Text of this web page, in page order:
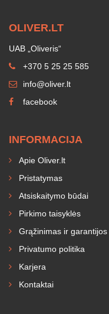
OLIVER.LT
UAB „Oliveris“
+370 5 25 25 585
info@oliver.lt
facebook
INFORMACIJA
Apie Oliver.lt
Pristatymas
Atsiskaitymo būdai
Pirkimo taisyklės
Grąžinimas ir garantijos
Privatumo politika
Karjera
Kontaktai